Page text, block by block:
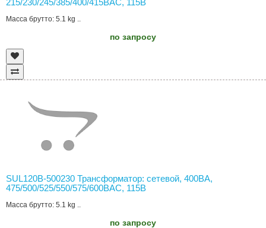
215/230/245/385/400/415ВAC, 115В
Масса брутто: 5.1 kg ..
по запросу
SUL120B-500230 Трансформатор: сетевой, 400ВА,
475/500/525/550/575/600ВAC, 115В
Масса брутто: 5.1 kg ..
по запросу